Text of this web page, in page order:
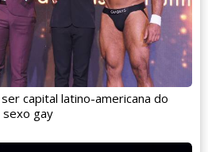
capital latino-americana do
sexo gay